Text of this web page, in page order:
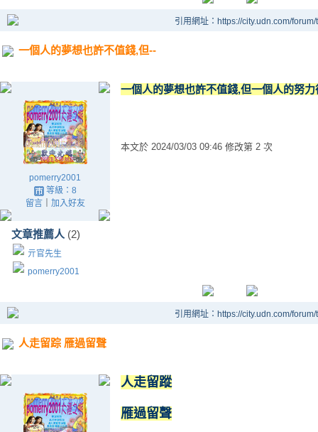
引用網址：https://city.udn.com/
一個人的夢想也許不值錢,但--
pomerry2001
等級：8
留言｜ 加入好友
文章推薦人 (2)
亓官先生
pomerry2001
一個人的夢想也許不值錢,但一個人的努力
本文於 2024/03/03 09:46 修改第 2 次
引用網址：https://city.udn.com/
人走留踪 雁過留聲
人走留蹤
雁過留聲